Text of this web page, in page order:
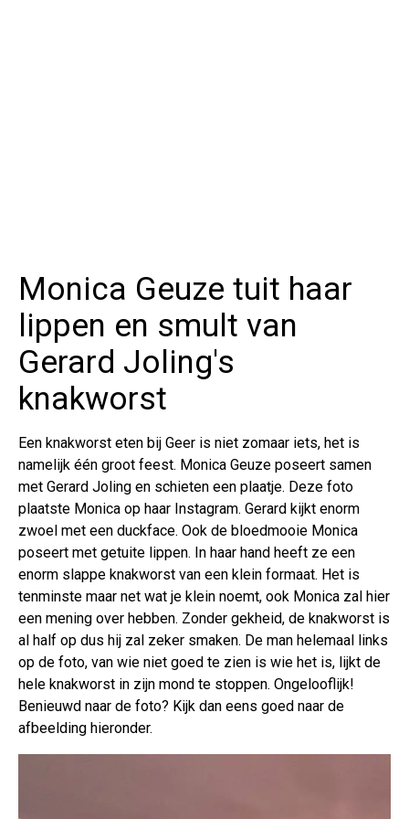
Monica Geuze tuit haar
lippen en smult van
Gerard Joling's
knakworst
Een knakworst eten bij Geer is niet zomaar iets, het is
namelijk één groot feest. Monica Geuze poseert samen
met Gerard Joling en schieten een plaatje. Deze foto
plaatste Monica op haar Instagram. Gerard kijkt enorm
zwoel met een duckface. Ook de bloedmooie Monica
poseert met getuite lippen. In haar hand heeft ze een
enorm slappe knakworst van een klein formaat. Het is
tenminste maar net wat je klein noemt, ook Monica zal hier
een mening over hebben. Zonder gekheid, de knakworst is
al half op dus hij zal zeker smaken. De man helemaal links
op de foto, van wie niet goed te zien is wie het is, lijkt de
hele knakworst in zijn mond te stoppen. Ongelooflijk!
Benieuwd naar de foto? Kijk dan eens goed naar de
afbeelding hieronder.